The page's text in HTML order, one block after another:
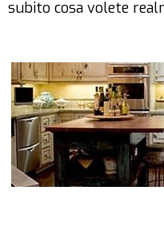
subito cosa volete